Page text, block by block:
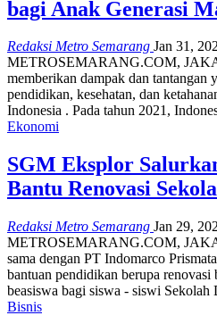
bagi Anak Generasi
Redaksi Metro Semarang Jan 31,
METROSEMARANG.COM,
memberikan dampak dan tantangan
pendidikan, kesehatan, dan
Indonesia . Pada tahun 2021,
Ekonomi
SGM Eksplor
Bantu Renovasi
Redaksi Metro Semarang Jan 29,
METROSEMARANG.COM,
sama dengan PT Indomarco
bantuan pendidikan berupa renovasi
beasiswa bagi siswa - siswi
Bisnis